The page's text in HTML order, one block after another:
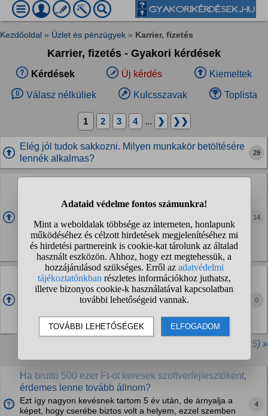
Kezdőoldal » Üzlet és pénzügyek » Karrier, fizetés
Karrier, fizetés - Gyakori kérdések
Kérdések Új kérdés Kiemeltek
Válasz nélküliek Kulcsszavak Toplista
1 2 3 4 ... ❯ ❯❯
Elég jól tudok sakkozni. Milyen munkakör betöltésére
lennék alkalmas?
29
adómentességét és így...
Bőven 25 év feletti vagyok, álláskeresésnél egyre több
helyen tapasztalom, ill. sok ismerőstől hallom, cégüknél is ez
a helyzet. Így javarészt 25 év alattiak dolgoznak náluk. Az
adómentesség nélkül nem éri meg...
14
Van-e köztetek olyan, aki a HALMS Hungary Kft-nél
(Debrecen) dolgozik, vagy van olyan ismerőse, aki
munkafeltételek?
0
További kiemelt kérdések (összesen 5) »
Ha bruttó 500 ezer Ft-ot keresek szoftverfejlesztőként,
érdemes lenne tovább állnom?
Ezt így nagyon kevésnek tartom 5 év után, de árnyalja a
képet, hogy cserébe biztos volt a helyem, ezzel szemben
4